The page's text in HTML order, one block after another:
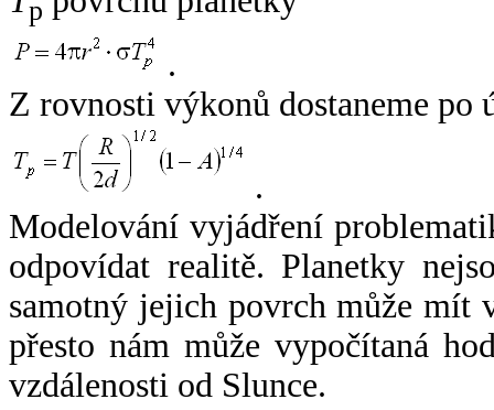
p
.
Z rovnosti výkonů dostaneme po
.
Modelování vyjádření
odpovídat realitě. Planetky
samotný jejich povrch může mít
přesto nám může vypočítaná
vzdálenosti od Slunce.